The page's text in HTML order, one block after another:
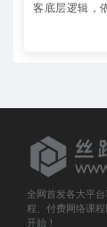
客底层逻辑，
全网首发各大平
程、付费网络课
开始！